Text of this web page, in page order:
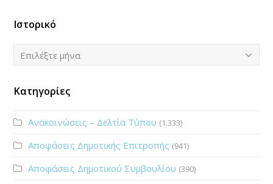
Ιστορικό
Ιστορικό
Επιλέξτε μήνα
Κατηγορίες
Ανακοινώσεις – Δελτία Τύπου (1.333)
Αποφάσεις Δημοτικής Επιτροπής (941)
Αποφάσεις Δημοτικού Συμβουλίου (390)